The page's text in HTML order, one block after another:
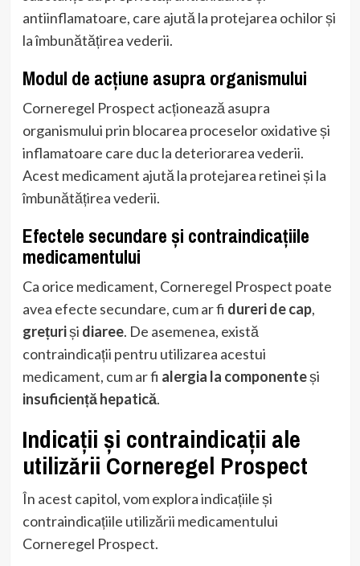
antiinflamatoare, care ajută la protejarea ochilor și
la îmbunătățirea vederii.
Modul de acțiune asupra organismului
Corneregel Prospect acționează asupra
organismului prin blocarea proceselor oxidative și
inflamatoare care duc la deteriorarea vederii.
Acest medicament ajută la protejarea retinei și la
îmbunătățirea vederii.
Efectele secundare și contraindicațiile
medicamentului
Ca orice medicament, Corneregel Prospect poate
avea efecte secundare, cum ar fi dureri de cap,
grețuriși diaree. De asemenea, există
contraindicații pentru utilizarea acestui
medicament, cum ar fi alergia la componenteși
insuficiență hepatică.
Indicații și contraindicații ale
utilizării Corneregel Prospect
În acest capitol, vom explora indicațiile și
contraindicațiile utilizării medicamentului
Corneregel Prospect.